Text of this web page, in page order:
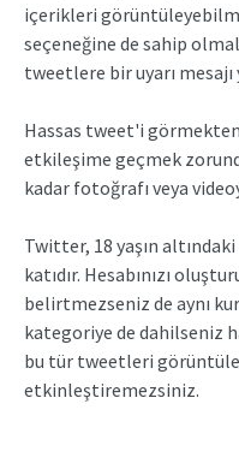
içerikleri
seçeneğine de sahip
tweetlere bir uyarı
Hassas tweet'i
etkileşime geçmek
kadar fotoğrafı veya
Twitter, 18 yaşın
katıdır. Hesabınızı
belirtmezseniz de aynı
kategoriye de dahilseniz
bu tür tweetleri
etkinleştiremezsiniz.